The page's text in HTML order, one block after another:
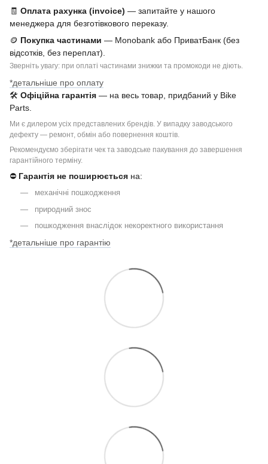
🧾 Оплата рахунка (invoice) — запитайте у нашого
менеджера для безготівкового переказу.
🪙 Покупка частинами — Monobank або ПриватБанк (без
відсотків, без переплат).
Зверніть увагу: при оплаті частинами знижки та промокоди не діють.
*детальніше про оплату
🛠 Офіційна гарантія — на весь товар, придбаний у Bike
Parts.
Ми є дилером усіх представлених брендів. У випадку заводського
дефекту — ремонт, обмін або повернення коштів.
Рекомендуємо зберігати чек та заводське пакування до завершення
гарантійного терміну.
⛔ Гарантія не поширюється на:
механічні пошкодження
природний знос
пошкодження внаслідок некоректного використання
*детальніше про гарантію